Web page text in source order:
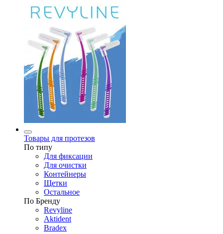
Товары для протезов
По типу
Для фиксации
Для очистки
Контейнеры
Щетки
Остальное
По Бренду
Revyline
Aktident
Bradex